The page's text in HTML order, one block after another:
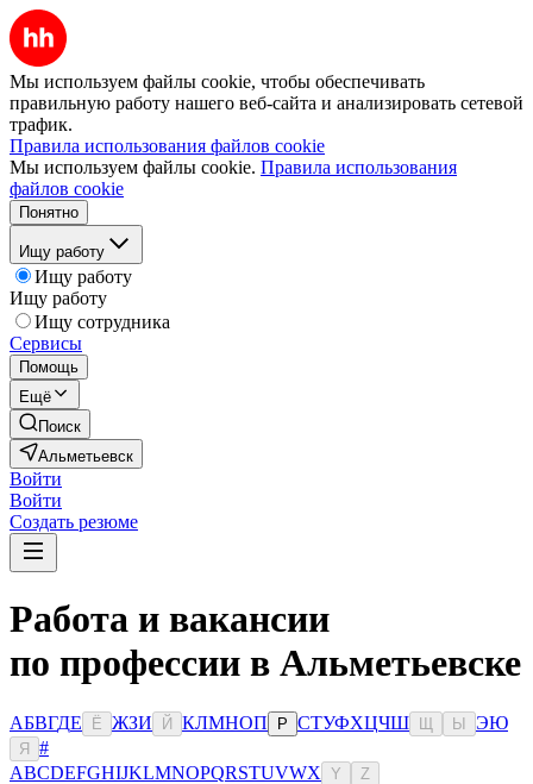
Мы используем файлы cookie, чтобы обеспечивать
правильную работу нашего веб-сайта и анализировать сетевой
трафик.
Правила использования файлов cookie
Мы используем файлы cookie. Правила использования
файлов cookie
Понятно
Ищу работу
Ищу работу
Ищу работу
Ищу сотрудника
Сервисы
Помощь
Ещё
Поиск
Альметьевск
Войти
Войти
Создать резюме
Работа и вакансии
по профессии в Альметьевске
АБВГДЕ Ё ЖЗИ Й КЛМНОП Р СТУФХЦЧШ Ы ЭЮ
Я
#
ABCDEFGHIJKLMNOPQRSTUVWX Y Z